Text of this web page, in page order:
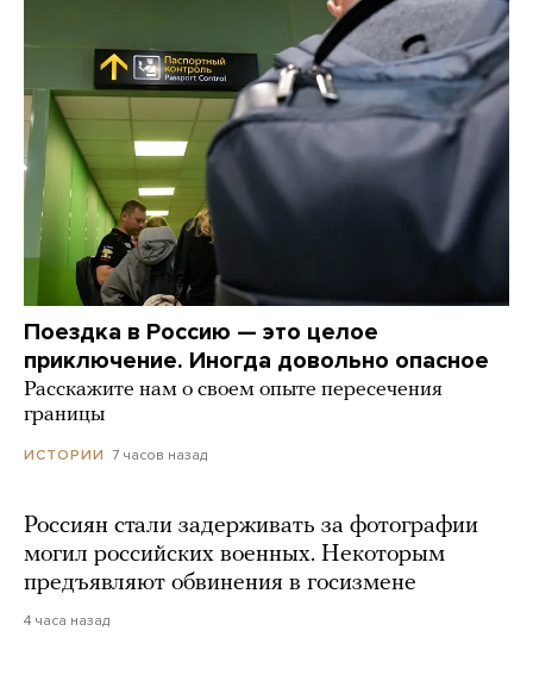
Поездка в Россию — это целое
приключение. Иногда довольно опасное
Расскажите нам о своем опыте пересечения
границы
ИСТОРИИ 7 часов назад
Россиян стали задерживать за фотографии
могил российских военных. Некоторым
предъявляют обвинения в госизмене
4 часа назад